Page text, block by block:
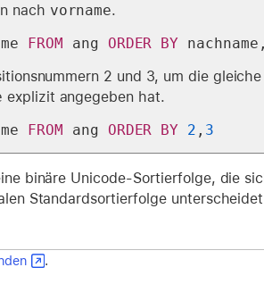
nach vorname.
FROM ang ORDER BY
2 und 3, um die
explizit angegeben hat.
FROM ang ORDER BY 2 , 3
binäre Unicode-Sortierfolge, die
Standardsortierfolge
.